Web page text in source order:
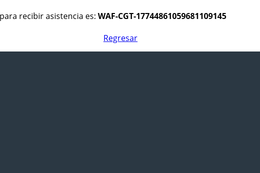
recibir asistencia es: WAF-CGT-17744861059681109145
Regresar